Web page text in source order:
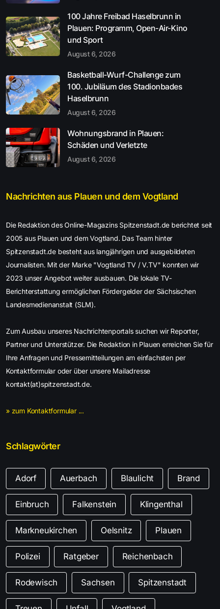
100 Jahre Freibad Haselbrunn in
Plauen: Programm, Open-Air-Kino
und Sport
August 6, 2026
Basketball-Wurf-Challenge zum
100. Jubiläum des Stadionbades
Haselbrunn
August 6, 2026
Wohnungsbrand in Plauen:
Schäden und Verletzte
August 6, 2026
Nachrichten aus Plauen und dem Vogtland
Die Redaktion des Online-Magazins Spitzenstadt.de berichtet seit
2005 aus Plauen und dem Vogtland. Das Team hinter
Spitzenstadt.de besteht aus langjährigen und ausgebildeten
Journalisten. Mit der Marke "Vogtland TV / V.TV" konnten wir
2023 unser Angebot weiter ausbauen. Die lokale TV-
Berichterstattung ermöglichen Fördergelder der Sächsischen
Landesmedienanstalt (SLM).
Zum Ausbau unseres Nachrichtenportals suchen wir Reporter,
Partner und Unterstützer. Die Redaktion in Plauen erreichen Sie für
Ihre Anfragen und Pressemitteilungen am einfachsten per
Kontaktformular oder über unsere Mailadresse
kontakt(at)spitzenstadt.de.
» zum Kontaktformular ...
Schlagwörter
Adorf Auerbach Blaulicht Brand
Einbruch Falkenstein Klingenthal
Markneukirchen Oelsnitz Plauen
Polizei Ratgeber Reichenbach
Rodewisch Sachsen Spitzenstadt